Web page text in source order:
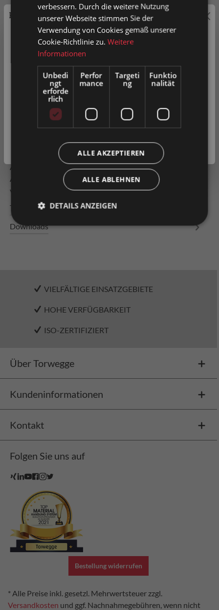
In den Warenkorb
Artikel-Nr.0052578
Zum Merkzettel hinzufügen
Produkt vergleichen
Fragen zum Produkt
Allweg-Röllchenbahn Bahnlänge 1500mm mit
Allwegrolle AWR48 Rahmen: U-Profil 20/70/20 mm
verschraubt mit Quertraversen Stüt…Mehr
Technische Daten
Downloads
VIELFÄLTIGE EINSATZGEBIETE
HOHE VERFÜGBARKEIT
ISO-ZERTIFIZIERT
Über Torwegge
Kundeninformationen
Kontakt
Folgen Sie uns auf
Bestellung widerrufen
* Alle Preise inkl. gesetzl. Mehrwertsteuer zzgl.
Versandkosten und ggf. Nachnahmegebühren, wenn nicht
Preisauszeichnung
Privatkunden können Preise mit MwSt. (brutto) und
Geschäftskunden Preise ohne MwSt. (netto) angezeigt
werden.
Bitte wählen Sie Ihre bevorzugte Einstellung:
Privatkunde
Geschäftskunde( exkl. MwSt. )
verbessern. Durch die weitere Nutzung
unserer Webseite stimmen Sie der
Verwendung von Cookies gemäß unserer
Cookie-Richtlinie zu.Weitere
Informationen
Unbedi
ngt
erforde
rlich
Perfor
mance
Targeti
ng
Funktio
nalität
ALLE AKZEPTIEREN
ALLE ABLEHNEN
DETAILS ANZEIGEN